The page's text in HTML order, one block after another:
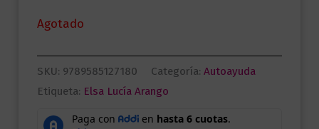
Agotado
SKU: 9789585127180 Categoría: Autoayuda
Etiqueta: Elsa Lucía Arango